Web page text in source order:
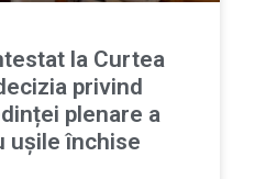
la Curtea
privind
plenare a
ușile închise